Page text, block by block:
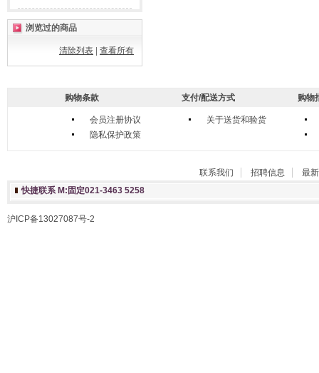
浏览过的商品
清除列表 查看所有
购物条款
会员注册协议
隐私保护政策
支付/配送方式
关于送货和验货
购物
联系我们 招聘信息
最
快捷联系 M:固定021-3463 5258
沪ICP备13027087号-2